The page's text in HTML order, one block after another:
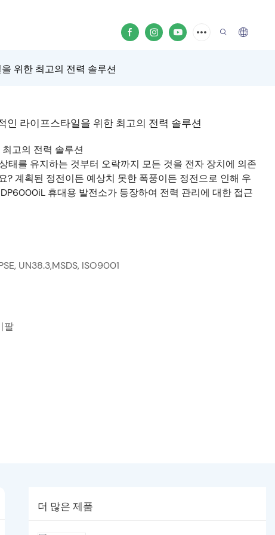
위한 최고의 전력 솔루션
라이프스타일을 위한 최고의 전력 솔루션
고의 전력 솔루션
태를 유지하는 것부터 오락까지 모든 것을 전자 장치에 의존
? 계획된 정전이든 예상치 못한 폭풍이든 정전으로 인해 우
휴대용 발전소가 등장하여 전력 관리에 대한 접근
UN38.3,MSDS, ISO9001
팔
더 많은 제품